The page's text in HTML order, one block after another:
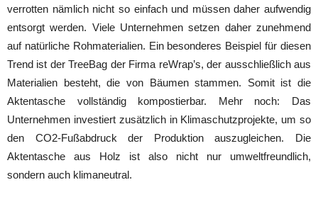
verrotten nämlich nicht so einfach und müssen daher aufwendig
entsorgt werden. Viele Unternehmen setzen daher zunehmend
auf natürliche Rohmaterialien. Ein besonderes Beispiel für diesen
Trend ist der TreeBag der Firma reWrap’s, der ausschließlich aus
Materialien besteht, die von Bäumen stammen. Somit ist die
Aktentasche vollständig kompostierbar. Mehr noch: Das
Unternehmen investiert zusätzlich in Klimaschutzprojekte, um so
den CO2-Fußabdruck der Produktion auszugleichen. Die
Aktentasche aus Holz ist also nicht nur umweltfreundlich,
sondern auch klimaneutral.